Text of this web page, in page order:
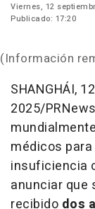
Viernes, 12
Publicado: 17:20
(Información
SHANGHÁI,
2025/
médicos
insuficiencia
anunciar que
recibido dos